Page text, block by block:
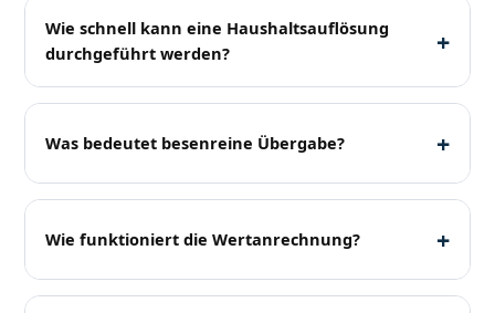
Wie schnell kann eine Haushaltsauflösung
durchgeführt werden?
+
Je nach Umfang und Auslastung sind auch
Zimmer-Wohnung kann häufig innerhalb eines Tages
Was bedeutet besenreine Übergabe? +
Besenrein bedeutet: Räume sind geräumt, grober
ordentlich gekehrt. Eine Grundreinigung ist eine
Wie funktioniert die Wertanrechnung? +
Verwertbare Gegenstände wie Möbel, Geräte,